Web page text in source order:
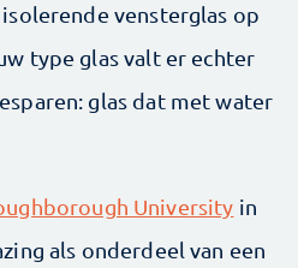
vensterglas op
type glas valt er echter
glas dat met water
University in
als onderdeel van een